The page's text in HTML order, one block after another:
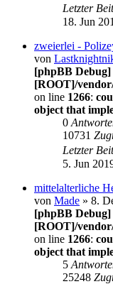
Letzter
18. Jun
zweierlei -
von
[phpBB
[ROOT]/
on line 1266:
object that
0
10731
Letzter
5. Jun
mittelalterliche
von Made » 8.
[phpBB
[ROOT]/
on line 1266:
object that
5
25248